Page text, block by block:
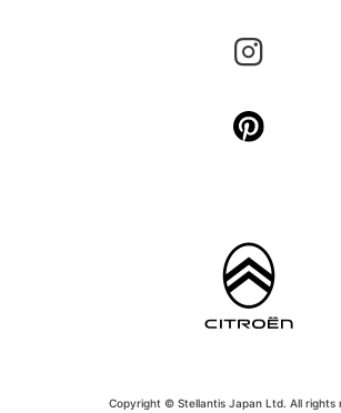
Copyright © Stellantis Japan Ltd. All rights